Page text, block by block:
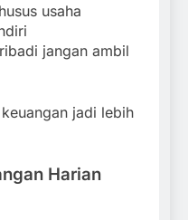
usaha
jangan ambil
jadi lebih
Harian